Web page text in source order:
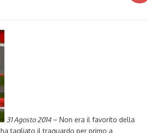
31 Agosto 2014– Non era il favorito della
ha tagliato il traguardo per primo a